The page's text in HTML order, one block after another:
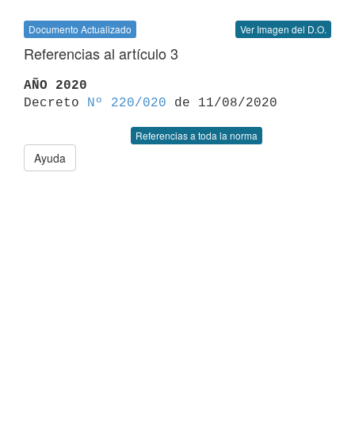
Documento Actualizado Ver Imagen del D.O.
Referencias al artículo 3
AÑO 2020
Decreto
Nº 220/020
Referencias a toda la norma
Ayuda